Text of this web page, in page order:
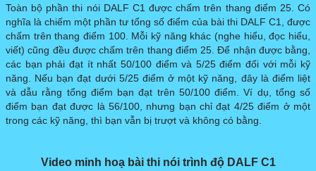
Toàn bộ phần thi nói DALF C1 được chấm trên thang điểm 25. Có
nghĩa là chiếm một phần tư tổng số điểm của bài thi DALF C1, được
chấm trên thang điểm 100. Mỗi kỹ năng khác (nghe hiểu, đọc hiểu,
viết) cũng đều được chấm trên thang điểm 25. Để nhận được bằng,
các bạn phải đạt ít nhất 50/100 điểm và 5/25 điểm đối với mỗi kỹ
năng. Nếu bạn đạt dưới 5/25 điểm ở một kỹ năng, đây là điểm liệt
và dẫu rằng tổng điểm bạn đạt trên 50/100 điểm. Ví dụ, tổng số
điểm bạn đạt được là 56/100, nhưng bạn chỉ đạt 4/25 điểm ở một
trong các kỹ năng, thì bạn vẫn bị trượt và không có bằng.
​​Video minh hoạ bài thi nói trình độ DALF C1